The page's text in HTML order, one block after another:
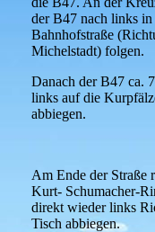
der B47 nach links in
Bahnhofstraße
Michelstadt) folgen.
Danach der B47 ca.
links auf die
abbiegen.
Am Ende der Straße
Kurt- Schumacher-
direkt wieder links
Tisch abbiegen.